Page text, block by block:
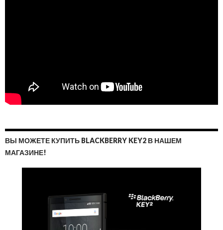
ВЫ МОЖЕТЕ КУПИТЬ BLACKBERRY KEY2 В НАШЕМ
МАГАЗИНЕ!